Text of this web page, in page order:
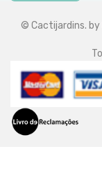
© Cactijardins. by